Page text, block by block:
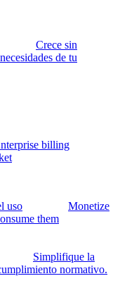
Crece sin
de tu
billing
uso
Monetize
them
Simplifique la
normativo.